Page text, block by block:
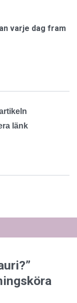
varje dag fram
länk